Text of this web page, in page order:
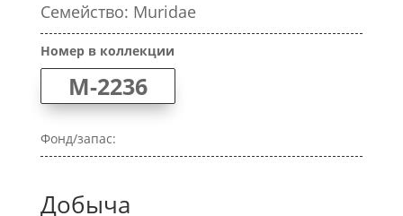
Семейство: Muridae
Номер в коллекции
M-2236
Фонд/запас:
Добыча